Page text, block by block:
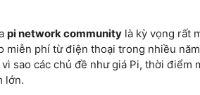
pi network community là kỳ vọng rất
miễn phí từ điện thoại trong nhiều
sao các chủ đề như giá Pi, thời điểm
lớn.